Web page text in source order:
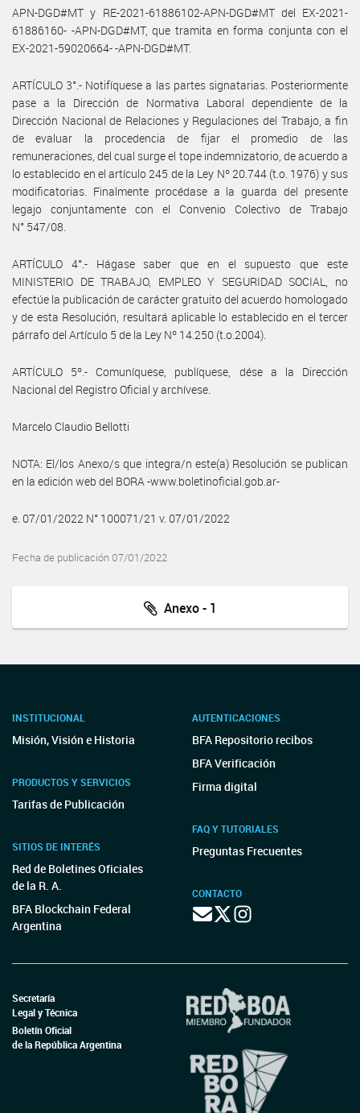
APN-DGD#MT y RE-2021-61886102-APN-DGD#MT del EX-2021-
61886160- -APN-DGD#MT, que tramita en forma conjunta con el
EX-2021-59020664- -APN-DGD#MT.
ARTÍCULO 3°.- Notifíquese a las partes signatarias. Posteriormente
pase a la Dirección de Normativa Laboral dependiente de la
Dirección Nacional de Relaciones y Regulaciones del Trabajo, a fin
de evaluar la procedencia de fijar el promedio de las
remuneraciones, del cual surge el tope indemnizatorio, de acuerdo a
lo establecido en el artículo 245 de la Ley Nº 20.744 (t.o. 1976) y sus
modificatorias. Finalmente procédase a la guarda del presente
legajo conjuntamente con el Convenio Colectivo de Trabajo
N° 547/08.
ARTÍCULO 4°.- Hágase saber que en el supuesto que este
MINISTERIO DE TRABAJO, EMPLEO Y SEGURIDAD SOCIAL, no
efectúe la publicación de carácter gratuito del acuerdo homologado
y de esta Resolución, resultará aplicable lo establecido en el tercer
párrafo del Artículo 5 de la Ley Nº 14.250 (t.o.2004).
ARTÍCULO 5º.- Comuníquese, publíquese, dése a la Dirección
Nacional del Registro Oficial y archívese.
Marcelo Claudio Bellotti
NOTA: El/los Anexo/s que integra/n este(a) Resolución se publican
en la edición web del BORA -www.boletinoficial.gob.ar-
e. 07/01/2022 N° 100071/21 v. 07/01/2022
Fecha de publicación 07/01/2022
Anexo - 1
INSTITUCIONAL
Misión, Visión e Historia
PRODUCTOS Y SERVICIOS
Tarifas de Publicación
SITIOS DE INTERÉS
Red de Boletines Oficiales
de la R. A.
BFA Blockchain Federal
Argentina
AUTENTICACIONES
BFA Repositorio recibos
BFA Verificación
Firma digital
FAQ Y TUTORIALES
Preguntas Frecuentes
CONTACTO
Secretaría
Legal y Técnica
Boletín Oficial
de la República Argentina